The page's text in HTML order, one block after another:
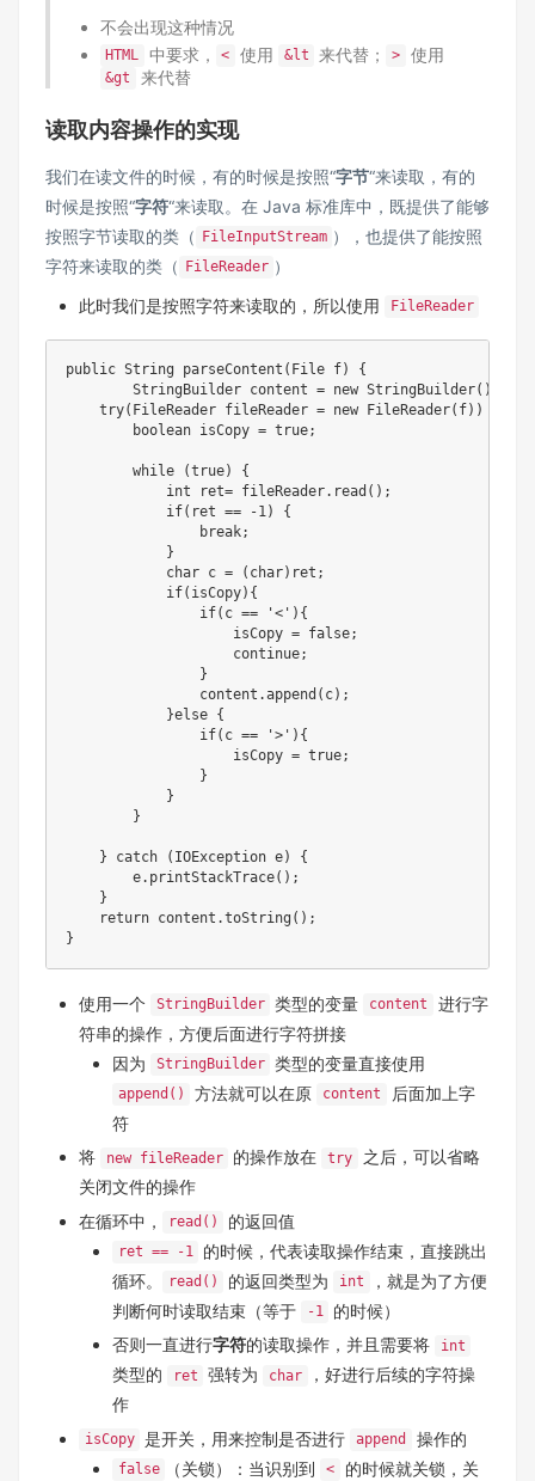
不会出现这种情况
HTML 中要求， < 使用 &lt 来代替； > 使用
&gt 来代替
读取内容操作的实现
我们在读文件的时候，有的时候是按照“字节“来读取，有的
时候是按照“字符“来读取。在 Java 标准库中，既提供了能够
按照字节读取的类（
FileInputStream ），也提供了能按照
字符来读取的类（
FileReader ）
此时我们是按照字符来读取的，所以使用
FileReader
public String parseContent ( File f)
{
StringBuilder content = new StringBuilder( )
try( FileReader fileReader = new FileReader( f) )
boolean isCopy = true;
while (true)
{
int ret= fileReader. read ( ) ;
if( ret == -1 )
{
break;
}
char c = ( char) ret ;
if( isCopy) {
if( c == '<' ) {
                    isCopy
= false;
continue;
}
                content
.append ( c) ;
}else {
if( c == '>' ) {
                    isCopy
= true;
}
}
}
} catch ( IOException e)
{
        e
. printStackTrace( ) ;
}
return content .toString ( ) ;
}
使用一个 StringBuilder 类型的变量 content
进行字
符串的操作，方便后面进行字符拼接
因为
StringBuilder 类型的变量直接使用
append() 方法就可以在原 content
后面加上字
符
将
new fileReader 的操作放在 try
之后，可以省略
关闭文件的操作
在循环中，
read() 的返回值
ret == -1
的时候，代表读取操作结束，直接跳出
循环。
read() 的返回类型为 int
，就是为了方便
判断何时读取结束（等于
-1
的时候）
否则一直进行字符的读取操作，并且需要将 int
类型的 ret 强转为 char
，好进行后续的字符操
作
isCopy 是开关，用来控制是否进行 append 操作的
false （关锁）：当识别到 <
的时候就关锁，关